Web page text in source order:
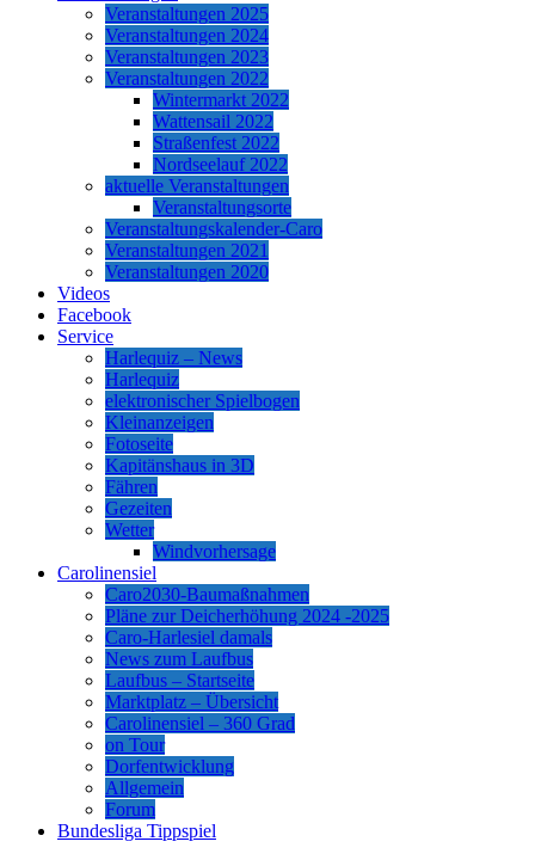
Veranstaltungen 2025
Veranstaltungen 2024
Veranstaltungen 2023
Veranstaltungen 2022
Wintermarkt 2022
Wattensail 2022
Straßenfest 2022
Nordseelauf 2022
aktuelle Veranstaltungen
Veranstaltungsorte
Veranstaltungskalender-Caro
Veranstaltungen 2021
Veranstaltungen 2020
Videos
Facebook
Service
Harlequiz – News
Harlequiz
elektronischer Spielbogen
Kleinanzeigen
Fotoseite
Kapitänshaus in 3D
Fähren
Gezeiten
Wetter
Windvorhersage
Carolinensiel
Caro2030-Baumaßnahmen
Pläne zur Deicherhöhung 2024 -2025
Caro-Harlesiel damals
News zum Laufbus
Laufbus – Startseite
Marktplatz – Übersicht
Carolinensiel – 360 Grad
on Tour
Dorfentwicklung
Allgemein
Forum
Bundesliga Tippspiel